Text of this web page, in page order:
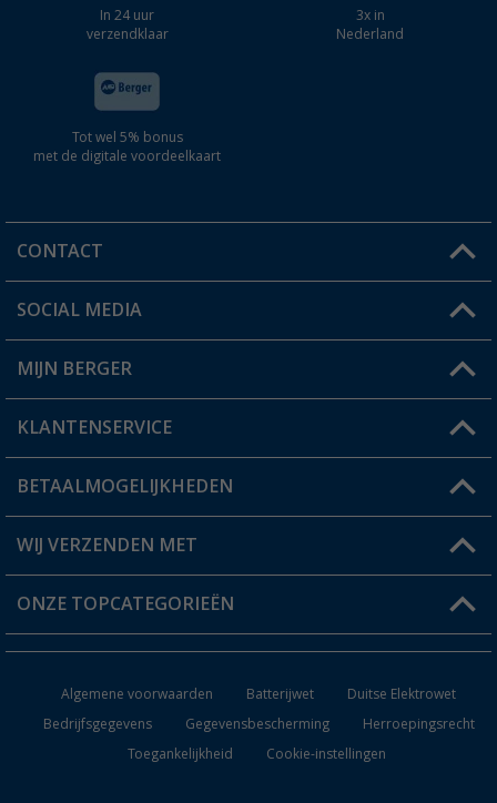
In 24 uur
verzendklaar
3x in
Nederland
Tot wel 5% bonus
met de digitale voordeelkaart
CONTACT
Een vraag?
Winkel vinden
SOCIAL MEDIA
MIJN BERGER
Mijn account
Status bestelling
Verlanglijstje
KLANTENSERVICE
FAQ & Contact
Verzendinformatie
Catalogus
BETAALMOGELIJKHEDEN
WIJ VERZENDEN MET
ONZE TOPCATEGORIEËN
Campingmeubilair
Algemene voorwaarden Batterijwet
Duitse Elektrowet
Bedrijfsgegevens
Gegevensbescherming
Herroepingsrecht
Toegankelijkheid
Cookie-instellingen